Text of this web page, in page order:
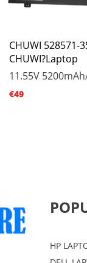
CHUWI 528571-
CHUWI?Laptop
11.55V
€49
HP